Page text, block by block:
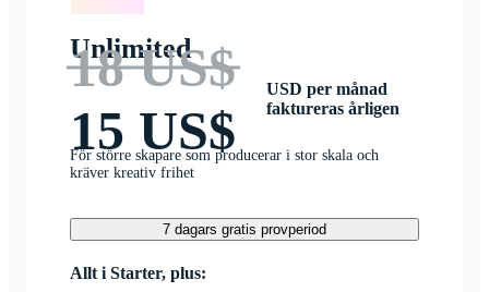
Unlimited
18 US$
15 US$
USD per månad
faktureras årligen
För större skapare som producerar i stor skala och
kräver kreativ frihet
7 dagars gratis provperiod
Allt i Starter, plus: